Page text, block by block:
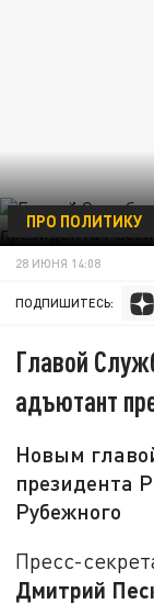
ПРО ПОЛИТИКУ
28 ИЮНЯ 14:08
ПОДПИШИТЕСЬ:
Главой
адъютант
Новым
президента
Рубежного
Пресс-
Дмитрий